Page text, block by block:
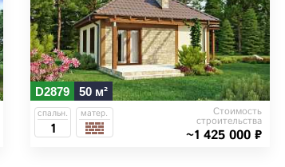
D2879 50 м²
спальн.
1
матер. Стоимость
строительства
~1 425 000 ₽